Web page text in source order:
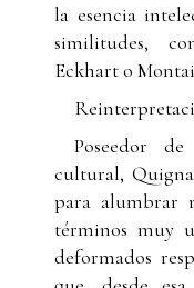
la esencia
similitudes,
Eckhart o
Poseedor
cultural,
para alumbrar
términos muy
deformados